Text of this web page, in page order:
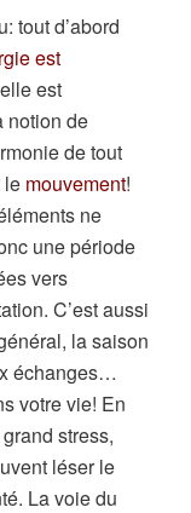
tout d’abord
est
est
notion de
de tout
le mouvement!
ne
une période
vers
C’est aussi
la saison
échanges…
votre vie! En
stress,
léser le
La voie du